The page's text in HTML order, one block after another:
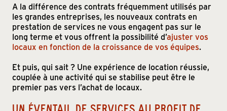
A la différence des contrats fréquemment utilisés par
les grandes entreprises, les nouveaux contrats en
prestation de services ne vous engagent pas sur le
long terme et vous offrent la possibilité d’ajuster vos
locaux en fonction de la croissance de vos équipes.
Et puis, qui sait ? Une expérience de location réussie,
couplée à une activité qui se stabilise peut être le
premier pas vers l’achat de locaux.
UN ÉVENTAIL DE SERVICES AU PROFIT DE